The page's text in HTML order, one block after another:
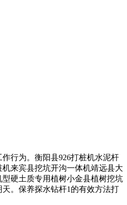
行为。衡阳县926打桩机水泥杆
来宾县挖坑开沟一体机靖远县大
硬土质专用植树小金县植树挖坑
。保养探水钻杆1的有效方法打